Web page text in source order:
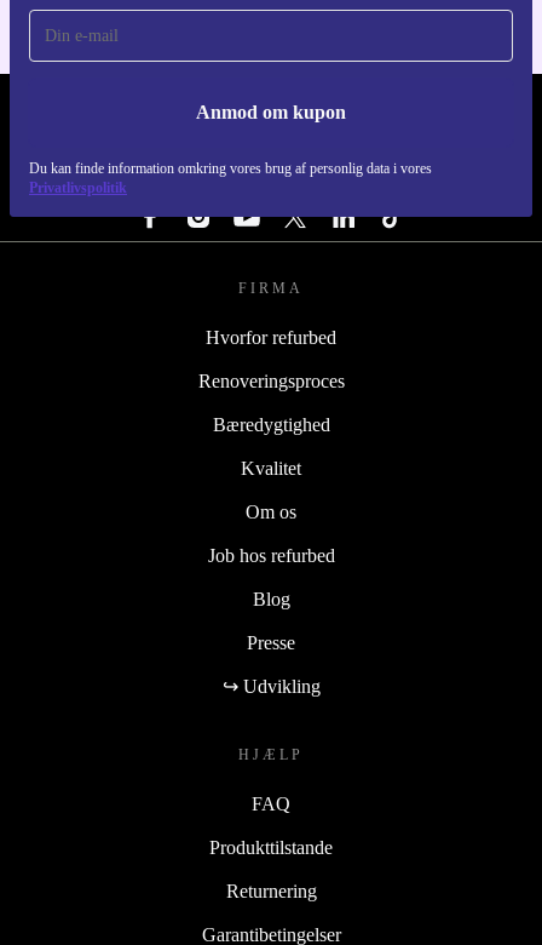
Anmod om kupon
Du kan finde information omkring vores brug af personlig data i vores
Privatlivspolitik
REFURBED DANMARK - RETHINK NEW.
FØLG OS
FIRMA
Hvorfor refurbed
Renoveringsproces
Bæredygtighed
Kvalitet
Om os
Job hos refurbed
Blog
Presse
↪ Udvikling
HJÆLP
FAQ
Produkttilstande
Returnering
Garantibetingelser